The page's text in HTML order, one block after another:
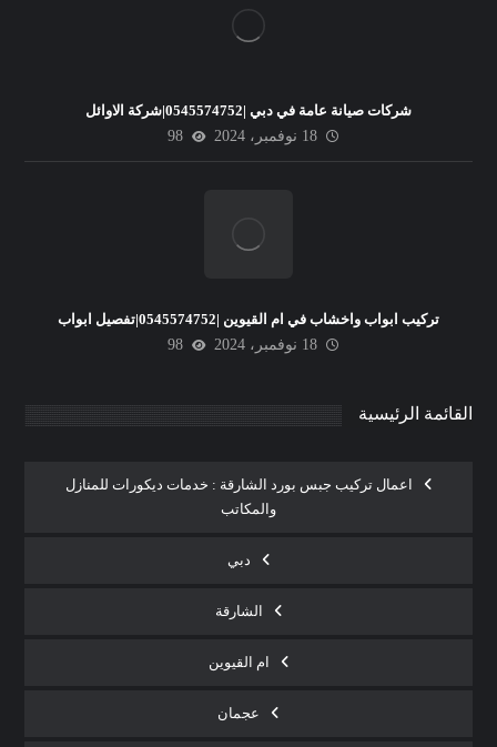
شركات صيانة عامة في دبي |0545574752|شركة الاوائل
18 نوفمبر، 2024
98
تركيب ابواب واخشاب في ام القيوين |0545574752|تفصيل ابواب
18 نوفمبر، 2024
98
القائمة الرئيسية
اعمال تركيب جبس بورد الشارقة : خدمات ديكورات للمنازل
والمكاتب
دبي
الشارقة
ام القيوين
عجمان